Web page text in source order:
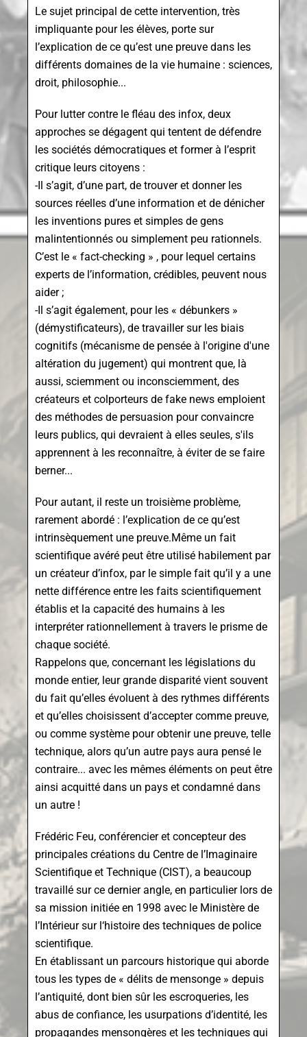
Le sujet principal de cette intervention, très
impliquante pour les élèves, porte sur
l’explication de ce qu’est une preuve dans les
différents domaines de la vie humaine : sciences,
droit, philosophie...
Pour lutter contre le fléau des infox, deux
approches se dégagent qui tentent de défendre
les sociétés démocratiques et former à l’esprit
critique leurs citoyens :
-Il s’agit, d’une part, de trouver et donner les
sources réelles d’une information et de dénicher
les inventions pures et simples de gens
malintentionnés ou simplement peu rationnels.
C’est le « fact-checking » , pour lequel certains
experts de l’information, crédibles, peuvent nous
aider ;
-Il s’agit également, pour les « débunkers »
(démystificateurs), de travailler sur les biais
cognitifs (mécanisme de pensée à l'origine d'une
altération du jugement) qui montrent que, là
aussi, sciemment ou inconsciemment, des
créateurs et colporteurs de fake news emploient
des méthodes de persuasion pour convaincre
leurs publics, qui devraient à elles seules, s'ils
apprennent à les reconnaître, à éviter de se faire
berner...
Pour autant, il reste un troisième problème,
rarement abordé : l’explication de ce qu’est
intrinsèquement une preuve.Même un fait
scientifique avéré peut être utilisé habilement par
un créateur d’infox, par le simple fait qu’il y a une
nette différence entre les faits scientifiquement
établis et la capacité des humains à les
interpréter rationnellement à travers le prisme de
chaque société.
Rappelons que, concernant les législations du
monde entier, leur grande disparité vient souvent
du fait qu’elles évoluent à des rythmes différents
et qu’elles choisissent d’accepter comme preuve,
ou comme système pour obtenir une preuve, telle
technique, alors qu’un autre pays aura pensé le
contraire... avec les mêmes éléments on peut être
ainsi acquitté dans un pays et condamné dans
un autre !
Frédéric Feu, conférencier et concepteur des
principales créations du Centre de l’Imaginaire
Scientifique et Technique (CIST), a beaucoup
travaillé sur ce dernier angle, en particulier lors de
sa mission initiée en 1998 avec le Ministère de
l’Intérieur sur l‘histoire des techniques de police
scientifique.
En établissant un parcours historique qui aborde
tous les types de « délits de mensonge » depuis
l’antiquité, dont bien sûr les escroqueries, les
abus de confiance, les usurpations d’identité, les
propagandes mensongères et les techniques qui